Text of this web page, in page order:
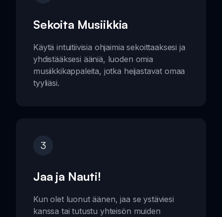
Sekoita Musiikkia
Käytä intuitiivisia ohjaimia sekoittaaksesi ja
yhdistääksesi ääniä, luoden omia
musiikkikappaleita, jotka heijastavat omaa
tyyliäsi.
3
Jaa ja Nauti!
Kun olet luonut äänen, jaa se ystäviesi
kanssa tai tutustu yhteisön muiden